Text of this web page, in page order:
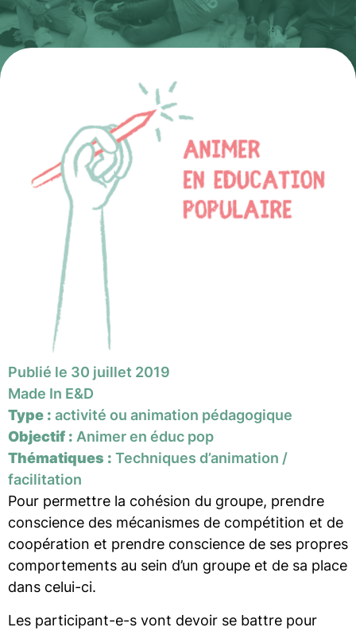
Publié le 30 juillet 2019
Made In E&D
Type : activité ou animation pédagogique
Objectif : Animer en éduc pop
Thématiques : Techniques d’animation /
facilitation
Pour permettre la cohésion du groupe, prendre
conscience des mécanismes de compétition et de
coopération et prendre conscience de ses propres
comportements au sein d’un groupe et de sa place
dans celui-ci.
Les participant-e-s vont devoir se battre pour